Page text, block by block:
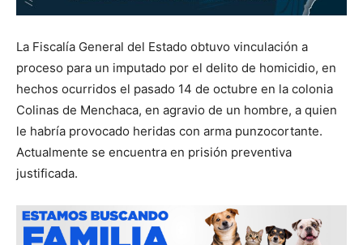
La Fiscalía General del Estado obtuvo vinculación a
proceso para un imputado por el delito de homicidio, en
hechos ocurridos el pasado 14 de octubre en la colonia
Colinas de Menchaca, en agravio de un hombre, a quien
le habría provocado heridas con arma punzocortante.
Actualmente se encuentra en prisión preventiva
justificada.